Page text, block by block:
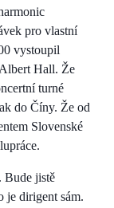
pro vlastní
vystoupil
Hall. Že
turné
do Číny. Že od
Slovenské
Bude jistě
je dirigent sám.